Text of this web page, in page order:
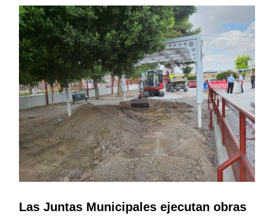
Las Juntas Municipales ejecutan obras